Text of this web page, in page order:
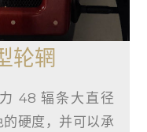
轮辋
48 辐条大直径
的硬度，并可以承